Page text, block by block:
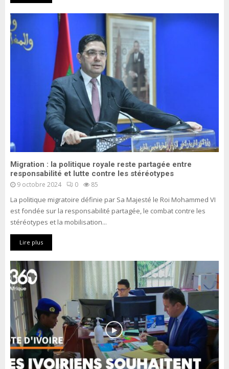
Migration : la politique royale reste partagée entre
responsabilité et lutte contre les stéréotypes
9 octobre 2024 0 85
La politique migratoire définie par Sa Majesté le Roi Mohammed VI
est fondée sur la responsabilité partagée, le combat contre les
stéréotypes et la mobilisation...
Lire plus